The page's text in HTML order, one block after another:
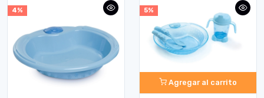
4% 5%
Agregar al carrito